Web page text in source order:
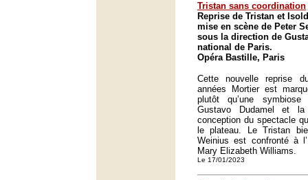
Tristan sans coordination
Reprise de Tristan et
mise en scène de Peter
sous la direction de
national de Paris.
Opéra Bastille, Paris
Cette nouvelle reprise
années Mortier est
plutôt qu’une
Gustavo Dudamel et
conception du spectacle
le plateau. Le Tristan
Weinius est confronté à
Mary Elizabeth Williams.
Le 17/01/2023